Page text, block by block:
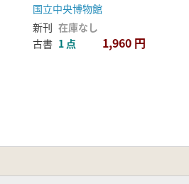
国立中央博物館
新刊 在庫なし
古書 1 点 1,960 円